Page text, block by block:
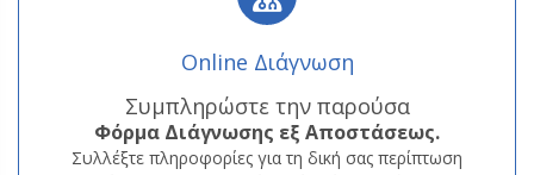
Online Διάγνωση
Συμπληρώστε την παρούσα
Φόρμα Διάγνωσης εξ Αποστάσεως.
Συλλέξτε πληροφορίες για τη δική σας περίπτωση